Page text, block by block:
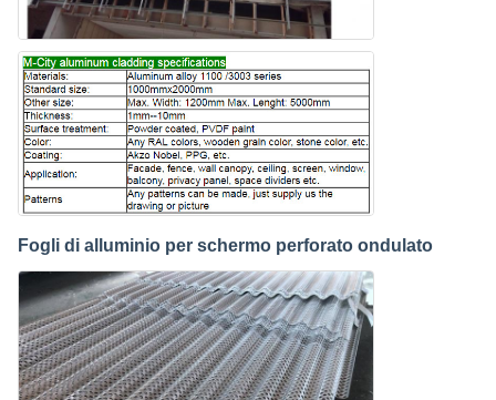
Fogli di alluminio per schermo perforato ondulato